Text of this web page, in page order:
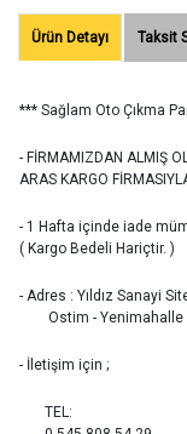
Ürün Detayı Taksit
*** Sağlam Oto Çıkma
- FİRMAMIZDAN ALMIŞ
ARAS KARGO
- 1 Hafta içinde iade
( Kargo Bedeli Hariçtir. )
- Adres : Yıldız Sanayi
Ostim - Yenimahalle /
- İletişim için ;
TEL: